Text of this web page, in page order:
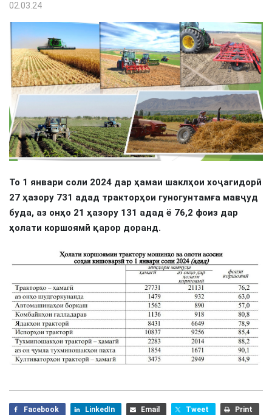
02.03.24
То 1 январи соли 2024 дар ҳамаи шаклҳои хоҷагидорӣ
27 ҳазору 731 адад тракторҳои гуногунтамға мавҷуд
буда, аз онҳо 21 ҳазору 131 адад ё 76,2 фоиз дар
ҳолати коршоямӣ қарор доранд.
Facebook LinkedIn Email Tweet Print